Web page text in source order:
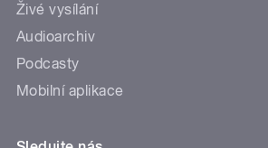
Živé vysílání
Audioarchiv
Podcasty
Mobilní aplikace